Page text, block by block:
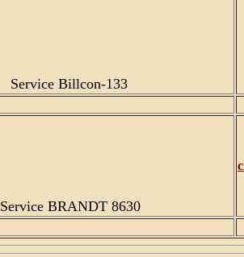
Service Billcon-133
Service BRANDT 8630